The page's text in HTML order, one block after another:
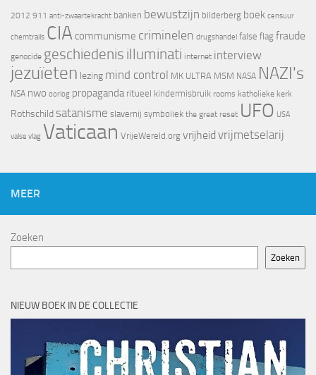
2012 911 anti-zwaartekracht banken bewustzijn bilderberg boek censuur
chemtrails CIA communisme criminelen drugshandel false flag fraude
genocide geschiedenis illuminati internet interview
jezuïeten lezing mind control MK ULTRA MSM NASA NAZI's
NSA nwo oorlog propaganda ritueel kindermisbruik rooms katholieke kerk
Rothschild satanisme slavernij symboliek the great reset UFO USA
valse vlag Vaticaan VrijeWereld.org vrijheid vrijmetselarij
MEER
Zoeken
Zoeken
NIEUW BOEK IN DE COLLECTIE